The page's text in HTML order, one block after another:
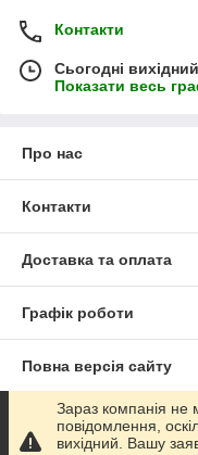
Контакти
Сьогодні вихідний
Показати весь
Про нас
Контакти
Доставка та оплата
Графік роботи
Повна версія сайту
Сайт створено на
Зараз компанія
повідомлення,
вихідний. Вашу